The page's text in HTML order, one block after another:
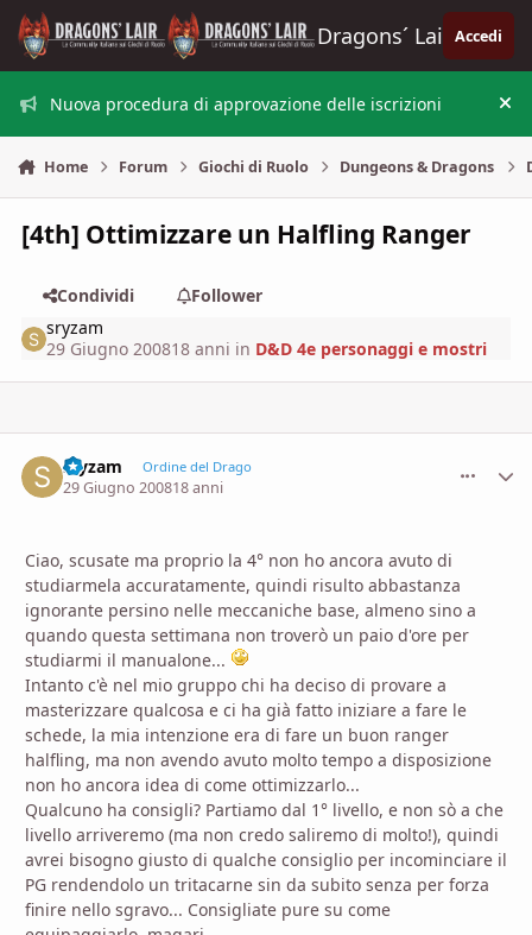
Vai al contenuto
Dragons´ Lair Accedi
Nuova procedura di approvazione delle iscrizioni
Home Forum Giochi di Ruolo Dungeons & Dragons
[4th] Ottimizzare un Halfling Ranger
Condividi
Follower
sryzam
29 Giugno 200818 anni in D&D 4e personaggi e mostri
sryzam Ordine del Drago
29 Giugno 200818 anni
Ciao, scusate ma proprio la 4° non ho ancora avuto di
studiarmela accuratamente, quindi risulto abbastanza
ignorante persino nelle meccaniche base, almeno sino a
quando questa settimana non troverò un paio d'ore per
studiarmi il manualone...
Intanto c'è nel mio gruppo chi ha deciso di provare a
masterizzare qualcosa e ci ha già fatto iniziare a fare le
schede, la mia intenzione era di fare un buon ranger
halfling, ma non avendo avuto molto tempo a disposizione
non ho ancora idea di come ottimizzarlo...
Qualcuno ha consigli? Partiamo dal 1° livello, e non sò a che
livello arriveremo (ma non credo saliremo di molto!), quindi
avrei bisogno giusto di qualche consiglio per incominciare il
PG rendendolo un tritacarne sin da subito senza per forza
finire nello sgravo... Consigliate pure su come